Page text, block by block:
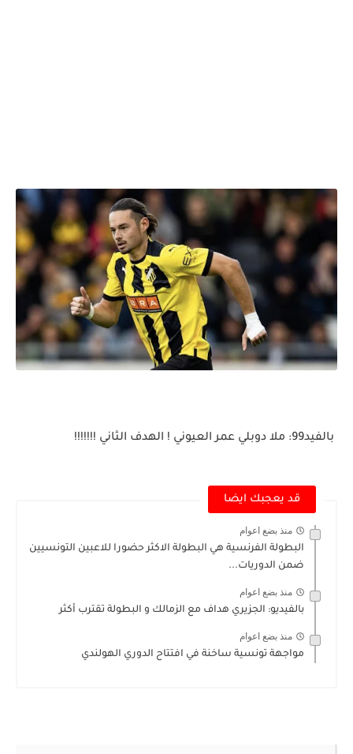
بالفيد99: ملا دوبلي عمر العيوني ! الهدف الثاني !!!!!!!
قد يعجبك ايضا
منذ بضع اعوام
البطولة الفرنسية هي البطولة الاكثر حضورا للاعبين التونسيين
ضمن الدوريات...
منذ بضع اعوام
بالفيديو: الجزيري هداف مع الزمالك و البطولة تقترب أكثر
منذ بضع اعوام
مواجهة تونسية ساخنة في افتتاح الدوري الهولندي